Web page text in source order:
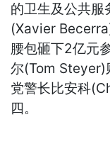
的卫生及公共服
(Xavier
腰包砸下2亿元
尔(Tom Steyer)
党警长比安科
四。